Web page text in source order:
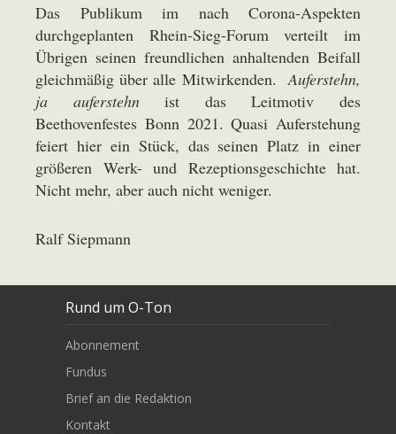
Das Publikum im nach Corona-Aspekten
durchgeplanten Rhein-Sieg-Forum verteilt im
Übrigen seinen freundlichen anhaltenden Beifall
gleichmäßig über alle Mitwirkenden.Auferstehn,
ja auferstehnist das Leitmotiv des
Beethovenfestes Bonn 2021. Quasi Auferstehung
feiert hier ein Stück, das seinen Platz in einer
größeren Werk- und Rezeptionsgeschichte hat.
Nicht mehr, aber auch nicht weniger.
Ralf Siepmann
Rund um O-Ton
Abonnement
Fundus
Brief an die Redaktion
Kontakt